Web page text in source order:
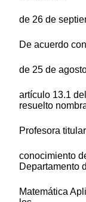
de 26 de
De acuerdo
de 25 de
artículo 13.1
resuelto
Profesora
conocimiento
Departamento
Matemática